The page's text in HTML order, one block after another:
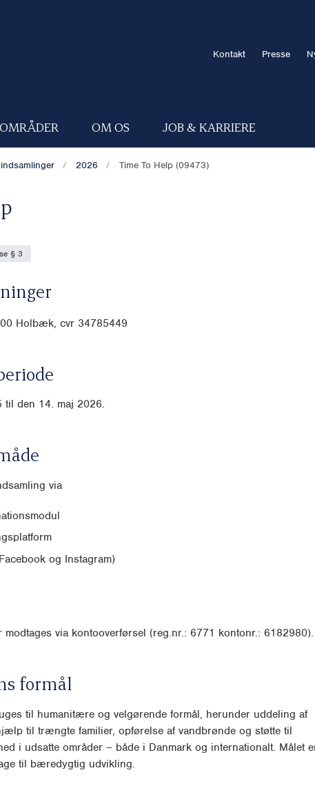
Kontakt Presse
OM OS JOB & KARRIERE
2026 Time To Help (09473)
§ 3
Holbæk, cvr 34785449
til den 14. maj 2026.
via
og Instagram)
modtages via kontooverførsel (reg.nr.: 6771 kontonr.: 6182980).
formål
til humanitære og velgørende formål, herunder uddeling af
til trængte familier, opførelse af vandbrønde og støtte til
i udsatte områder – både i Danmark og internationalt. Målet
til bæredygtig udvikling.